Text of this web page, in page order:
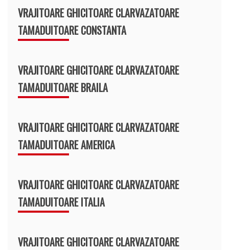
VRAJITOARE GHICITOARE CLARVAZATOARE
TAMADUITOARE CONSTANTA
VRAJITOARE GHICITOARE CLARVAZATOARE
TAMADUITOARE BRAILA
VRAJITOARE GHICITOARE CLARVAZATOARE
TAMADUITOARE AMERICA
VRAJITOARE GHICITOARE CLARVAZATOARE
TAMADUITOARE ITALIA
VRAJITOARE GHICITOARE CLARVAZATOARE